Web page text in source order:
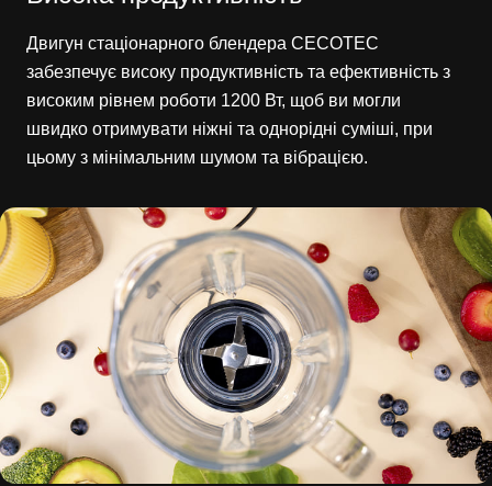
Двигун стаціонарного блендера CECOTEC
забезпечує високу продуктивність та ефективність з
високим рівнем роботи 1200 Вт, щоб ви могли
швидко отримувати ніжні та однорідні суміші, при
цьому з мінімальним шумом та вібрацією.